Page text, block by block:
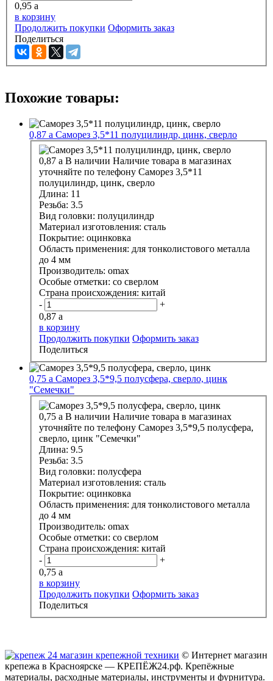
0,95 a
в корзину
Продолжить покупки Оформить заказ
Поделиться
Похожие товары:
0,87 a Саморез 3,5*11 полуцилиндр, цинк, сверло
0,87 a В наличии Наличие товара в магазинах
уточняйте по телефону Саморез 3,5*11
полуцилиндр, цинк, сверло
Длина: 11
Резьба: 3.5
Вид головки: полуцилиндр
Материал изготовления: сталь
Покрытие: оцинковка
Область применения: для тонколистового металла
до 4 мм
Производитель: omax
Особые отметки: со сверлом
Страна происхождения: китай
-
+
0,87 a
в корзину
Продолжить покупки Оформить заказ
Поделиться
0,75 a Саморез 3,5*9,5 полусфера, сверло, цинк
"Семечки"
0,75 a В наличии Наличие товара в магазинах
уточняйте по телефону Саморез 3,5*9,5 полусфера,
сверло, цинк "Семечки"
Длина: 9.5
Резьба: 3.5
Вид головки: полусфера
Материал изготовления: сталь
Покрытие: оцинковка
Область применения: для тонколистового металла
до 4 мм
Производитель: omax
Особые отметки: со сверлом
Страна происхождения: китай
-
+
0,75 a
в корзину
Продолжить покупки Оформить заказ
Поделиться
© Интернет магазин
крепежа в Красноярске — КРЕПЁЖ24.рф. Крепёжные
материалы, расходные материалы, инструменты и фурнитура.